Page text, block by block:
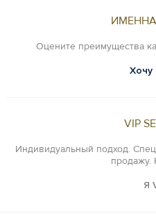
Оцените преимущества
Хочу
VIP
Индивидуальный подход.
продажу.
Я